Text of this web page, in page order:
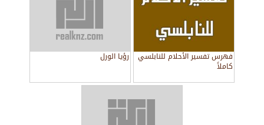
فهرس تفسير الأحلام للنابلسي
كاملاً
رؤيا الورل